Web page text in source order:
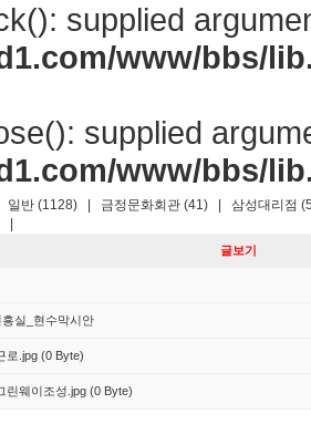
supplied
www/bbs/
supplied
www/bbs/
일반 (1128) 금정문화회관 (41)
삼성대리점
글보기
실_현수막시안
로.jpg (0 Byte)
린웨이조성.jpg (0 Byte)